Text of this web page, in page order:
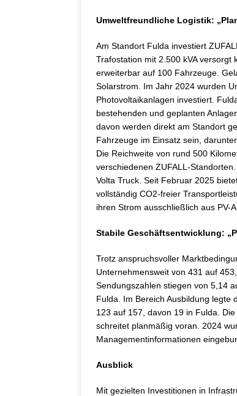
Umweltfreundliche Logistik:
Am Standort Fulda investiert
Trafostation mit 2.500 kVA versorgt
erweiterbar auf 100 Fahrzeuge.
Solarstrom. Im Jahr 2024 wurden
Photovoltaikanlagen investiert.
bestehenden und geplanten
davon werden direkt am Standort
Fahrzeuge im Einsatz sein,
Die Reichweite von rund 500
verschiedenen ZUFALL-
Volta Truck. Seit Februar 2025
vollständig CO2-freier
ihren Strom ausschließlich aus PV-
Stabile Geschäftsentwicklung:
Trotz anspruchsvoller
Unternehmensweit von 431 auf
Sendungszahlen stiegen von 5,14
Fulda. Im Bereich Ausbildung legte
123 auf 157, davon 19 in Fulda.
schreitet planmäßig voran. 2024
Managementinformationen
Ausblick
Mit gezielten Investitionen in